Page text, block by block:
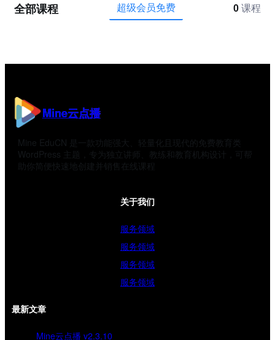
全部课程 超级会员免费 0 课程
Mine云点播
Mine EduCN 是一款功能强大、轻量化且现代的免费教育类
WordPress 主题，专为独立讲师、教练和教育机构设计，可帮
助你简便快速地创建并销售在线课程
关于我们
服务领域
服务领域
服务领域
服务领域
最新文章
Mine云点播 v2.3.10